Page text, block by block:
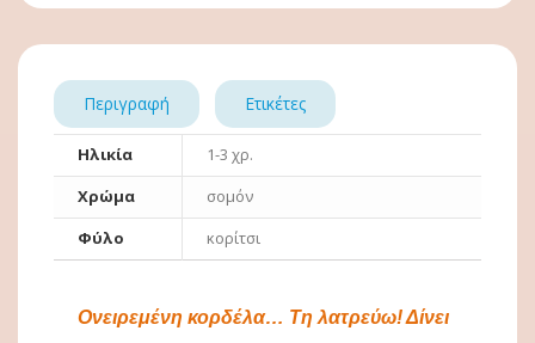
Περιγραφή Ετικέτες
Ηλικία
1-3 χρ.
Χρώμα
σομόν
Φύλο
κορίτσι
Ονειρεμένη κορδέλα… Τη λατρεύω! Δίνει